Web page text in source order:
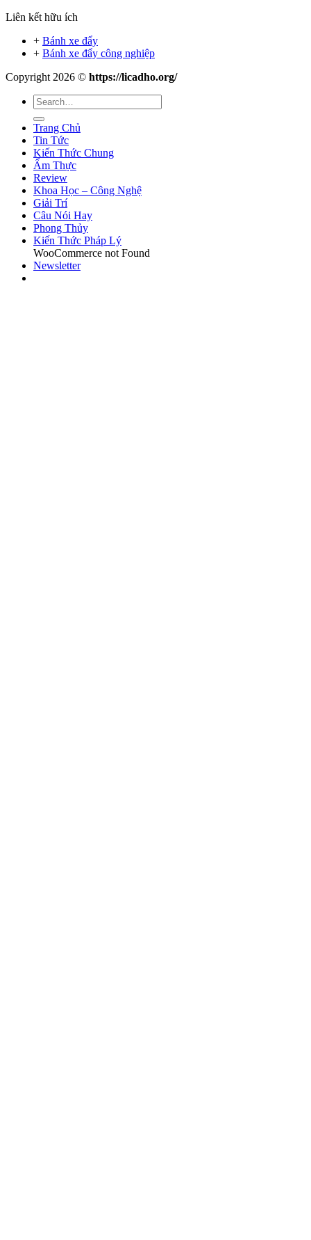
Liên kết hữu ích
+ Bánh xe đẩy
+ Bánh xe đẩy công nghiệp
Copyright 2026 © https://licadho.org/
Trang Chủ
Tin Tức
Kiến Thức Chung
Ẩm Thực
Review
Khoa Học – Công Nghệ
Giải Trí
Câu Nói Hay
Phong Thủy
Kiến Thức Pháp Lý
WooCommerce not Found
Newsletter